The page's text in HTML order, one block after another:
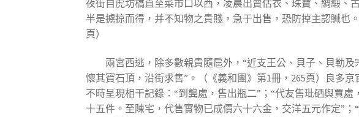
夜街自虎坊橋直至菜市口以西，凌晨出賣估衣、珠寶、綢緞、
半是擄掠而得，并不知物之貴賤，急于出售，恐防掉主認贓也
頁）
兩宮西逃，除多數親貴隨扈外，“近支王公、貝子、貝勒
懷其寶石頂，沿街求售”。（《義和團》第1冊，265頁）良多
不時呈現相干記錄：“到龔處，售出瓶二”；“代友售玭硒與賈
十五件。至陳宅，代售實物已成價六十六金，交洋五元作定”